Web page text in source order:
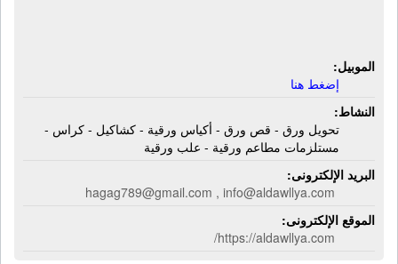
الموبيل:
إضغط هنا
النشاط:
تحويل ورق - قص ورق - أكياس ورقية - كشاكيل - كراس -
مستلزمات مطاعم ورقية - علب ورقية
البريد الإلكترونى:
hagag789@gmail.com , info@aldawllya.com
الموقع الإلكترونى:
https://aldawllya.com/